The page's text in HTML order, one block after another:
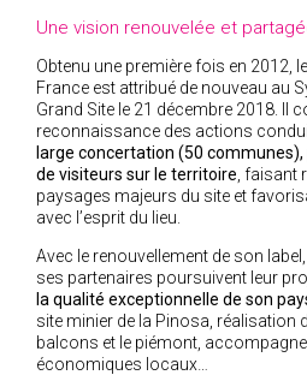
Une vision renouvelée et
Obtenu une première fois en 2012,
France est attribué de nouveau au
Grand Site le 21 décembre 2018. Il
reconnaissance des actions
large concertation (50
de visiteurs sur le territoire , faisant
paysages majeurs du site et
avec l’esprit du lieu.
Avec le renouvellement de son
ses partenaires poursuivent leur
la qualité exceptionnelle de son
site minier de la Pinosa, réalisation
balcons et le piémont,
économiques locaux…